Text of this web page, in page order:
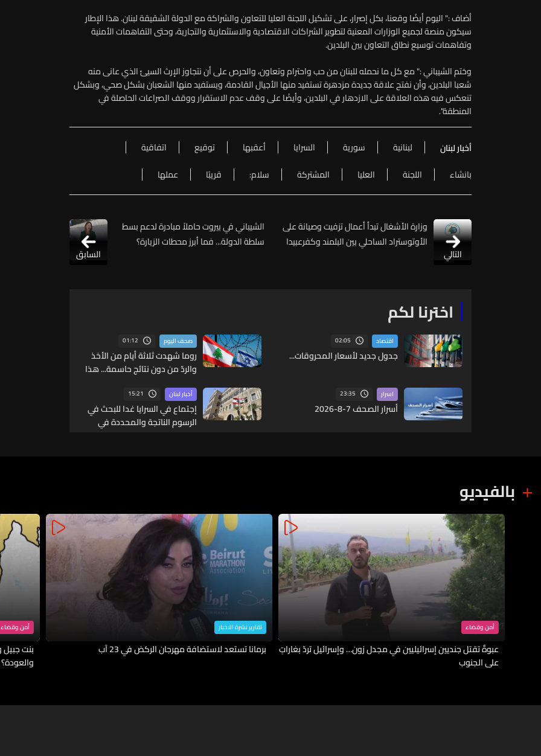
أضاف :" اليوم أيضًا وقعنا، بكل إصرار، على تشكيل اللجنة العليا للتعاون والشراكة مع الدولة الشقيقة لبنان. هذا الإطار
سيكون منصة لجميع الوزارات المعنية لتطوير الشراكات الاقتصادية والاستثمارية والتجارية، وحتى التفاهمات الأمنية
وتفاهمات توسيع نطاق التعاون بين البلدين.
وختم الشيباني :" مع كل ما نحمله للبنان من حب واحترام وتعاون، والحرص على أن نتجاوز الإرث السيئ الذي عانى منه
شعبا البلدين، وأن نفتح علاقة جديدة مزدهرة تستفيد منها الأجيال القادمة، ويستفيد منها الشعبان بشكل صحي، وبشكل
تنعكس فيه هذه العلاقة على الازدهار في البلدين، وأيضًا على وقف عدم الاستقرار ووقف الصراعات الحاصلة في
المنطقة".
أخبار لبنان لبنانية سورية السرايا أعقبها توقيع
اتفاقية
بانشاء
اللجنة العليا المشتركة سلام: قريبًا عملها
التالي
وزارة الأشغال تبدأ أعمال تزفيت وصيانة على
الأوتوستراد الساحلي بين البلمند وكفرعبيدا
الشيباني في بيروت حاملاً مبادرة لدعم بسط
سلطة الدولة... فما أبرز محطات الزيارة؟
السابق
اخترنا لكم
اقتصاد 02:05
جدول جديد لأسعار المحروقات...
صحف اليوم 01:12
روما شهدت ثلاثة أيام من الأخذ
والردّ من دون نتائج حاسمة... هذا
اسرار 23:35
أسرار الصحف 7-8-2026
أخبار لبنان 15:21
إجتماع في السرايا غدا للبحث في
الرسوم الناتجة والمحددة في
بالفيديو
أمن وقضاء
عبوةٌ تقتل جنديين إسرائيليين في مجدل زون… وإسرائيل تردّ بغاراتٍ
على الجنوب
تقارير نشرة الاخبار
برمانا تستعد لاستضافة مهرجان الركض في 23 آب
أمن وقضاء
بنت جبيل
والعودة؟